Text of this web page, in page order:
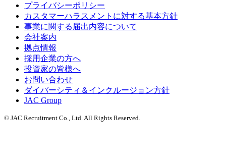
プライバシーポリシー
カスタマーハラスメントに対する基本方針
事業に関する届出内容について
会社案内
拠点情報
採用企業の方へ
投資家の皆様へ
お問い合わせ
ダイバーシティ＆インクルージョン方針
JAC Group
© JAC Recruitment Co., Ltd. All Rights Reserved.